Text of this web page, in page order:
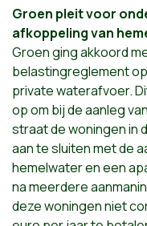
Groen pleit voor
afkoppeling van
Groen ging akkoord
belastingreglement
private waterafvoer.
op om bij de aanleg
straat de woningen in
aan te sluiten met de
hemelwater en een
na meerdere
deze woningen niet